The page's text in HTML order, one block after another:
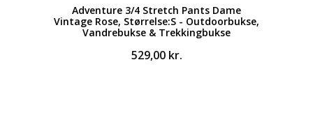
Adventure 3/4 Stretch Pants Dame
Vintage Rose, Størrelse:S - Outdoorbukse,
Vandrebukse & Trekkingbukse
529,00 kr.